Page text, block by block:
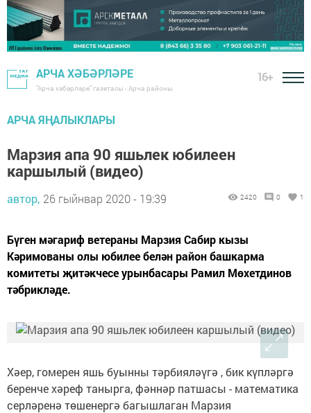
АРЧА ХӘБӘРЛӘРЕ
"Арча хәбәрләре" газетасы - Арча районы
16+
АРЧА ЯҢАЛЫКЛАРЫ
Марзия апа 90 яшьлек юбилеен
каршылый (видео)
автор, 26 гыйнвар 2020 - 19:39 2420 0 1
Бүген мәгариф ветераны Марзия Сабир кызы
Кәримованы олы юбилее белән район башкарма
комитеты җитәкчесе урынбасары Рамил Мөхетдинов
тәбрикләде.
Хәер, гомерен яшь буынны тәрбияләүгә , бик күпләргә
беренче хәреф танырга, фәннәр патшасы - математика
серләренә төшенергә багышлаган Марзия